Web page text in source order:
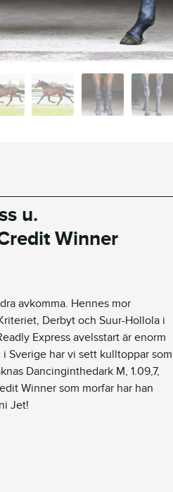
u.
Winner
avkomma. Hennes mor
Derbyt och Suur-Hollola i
Express avelsstart är enorm
Sverige har vi sett kulltoppar som
Dancinginthedark M, 1.09,7,
Winner som morfar har han
Jet!